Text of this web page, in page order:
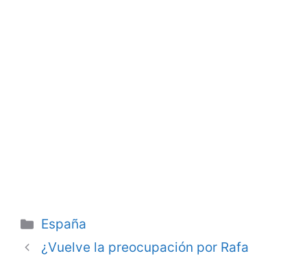
Categorie
España
¿Vuelve la preocupación por Rafa